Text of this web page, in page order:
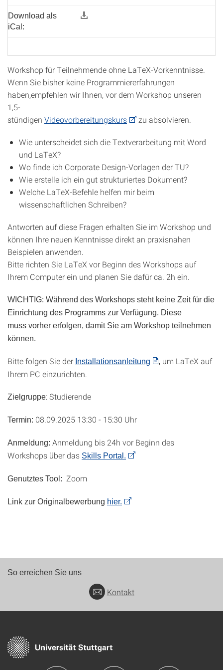
Download als
iCal:
Workshop für Teilnehmende ohne LaTeX-Vorkenntnisse.
Wenn Sie bisher keine Programmiererfahrungen
haben,empfehlen wir Ihnen, vor dem Workshop unseren
1,5-
stündigen Videovorbereitungskurs zu absolvieren.
Wie unterscheidet sich die Textverarbeitung mit Word
und LaTeX?
Wo finde ich Corporate Design-Vorlagen der TU?
Wie erstelle ich ein gut strukturiertes Dokument?
Welche LaTeX-Befehle helfen mir beim
wissenschaftlichen Schreiben?
Antworten auf diese Fragen erhalten Sie im Workshop und
können Ihre neuen Kenntnisse direkt an praxisnahen
Beispielen anwenden.
Bitte richten Sie LaTeX vor Beginn des Workshops auf
Ihrem Computer ein und planen Sie dafür ca. 2h ein.
WICHTIG: Während des Workshops steht keine Zeit für die
Einrichtung des Programms zur Verfügung. Diese
muss vorher erfolgen, damit Sie am Workshop teilnehmen
können.
Bitte folgen Sie der Installationsanleitung , um LaTeX auf
Ihrem PC einzurichten.
Zielgruppe: Studierende
Termin: 08.09.2025 13:30 - 15:30 Uhr
Anmeldung: Anmeldung bis 24h vor Beginn des
Workshops über das Skills Portal.
Genutztes Tool: Zoom
Link zur Originalbewerbung hier.
So erreichen Sie uns
Kontakt